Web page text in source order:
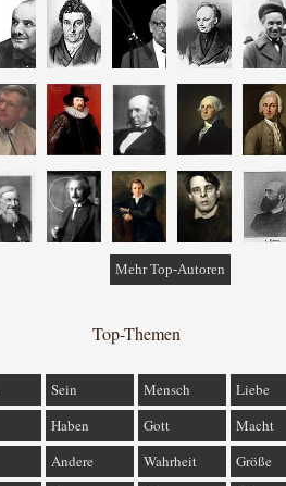
Mehr Top-Autoren
Top-Themen
Sein Mensch
Liebe
Haben Gott
Macht
Andere Wahrheit
Größe